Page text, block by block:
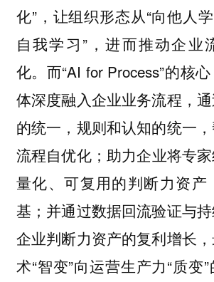
化”，让组织形态从“向他人
自我学习”，进而推动企业
化。而“AI for Process”的核
体深度融入企业业务流程，
的统一，规则和认知的统一
流程自优化；助力企业将专
量化、可复用的判断力资产
基；并通过数据回流验证与
企业判断力资产的复利增长
术“智变”向运营生产力“质变